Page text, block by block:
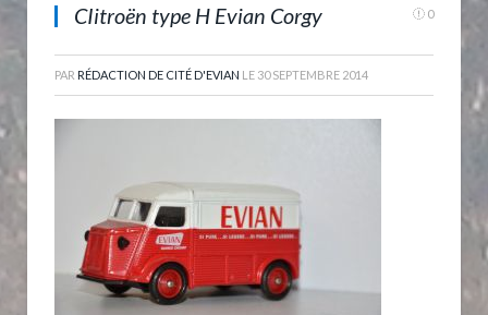
CIitroën type H Evian Corgy 0
PAR RÉDACTION DE CITÉ D'EVIAN LE 30 SEPTEMBRE 2014